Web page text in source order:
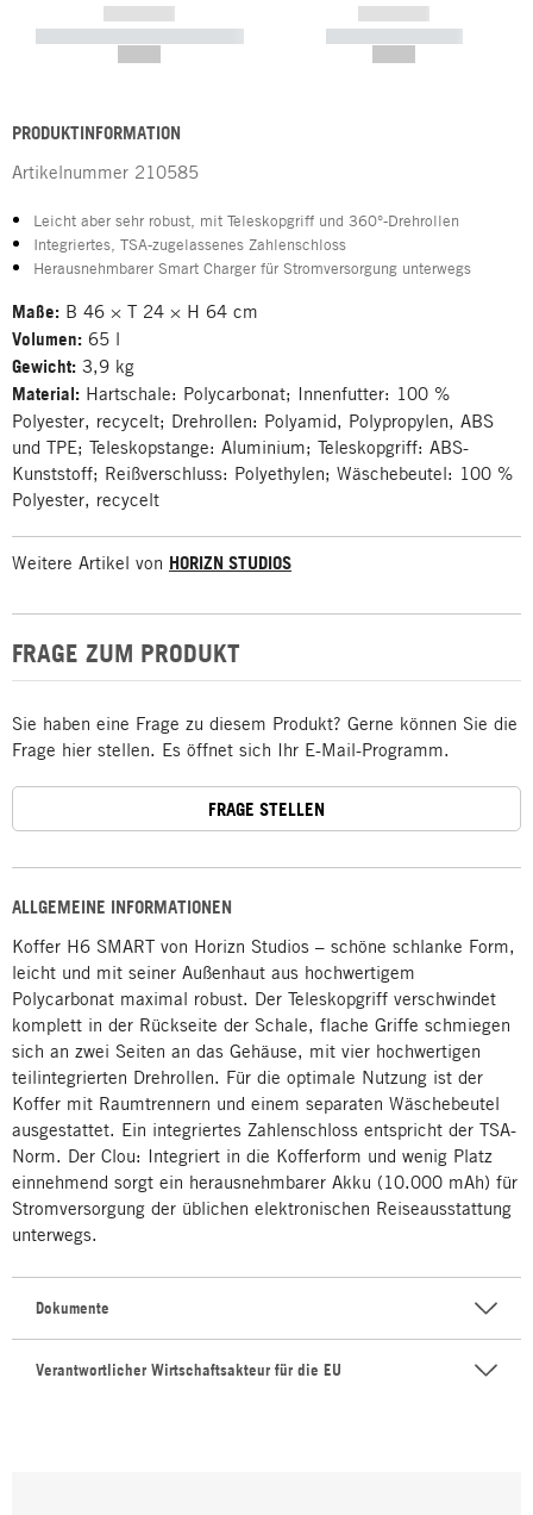
------------
----------- ----------- -----------
------------
----------- -----------
ALLGEMEINE INFORMATIONEN
Koffer H6 SMART von Horizn Studios – schöne schlanke Form,
leicht und mit seiner Außenhaut aus hochwertigem
Polycarbonat maximal robust. Der Teleskopgriff verschwindet
komplett in der Rückseite der Schale, flache Griffe schmiegen
sich an zwei Seiten an das Gehäuse, mit vier hochwertigen
teilintegrierten Drehrollen. Für die optimale Nutzung ist der
Koffer mit Raumtrennern und einem separaten Wäschebeutel
ausgestattet. Ein integriertes Zahlenschloss entspricht der TSA-
Norm. Der Clou: Integriert in die Kofferform und wenig Platz
einnehmend sorgt ein herausnehmbarer Akku (10.000 mAh) für
Stromversorgung der üblichen elektronischen Reiseausstattung
unterwegs.
Dokumente
Verantwortlicher Wirtschaftsakteur für die EU
PRODUKTINFORMATION
Artikelnummer 210585
Leicht aber sehr robust, mit Teleskopgriff und 360°-Drehrollen
Integriertes, TSA-zugelassenes Zahlenschloss
Herausnehmbarer Smart Charger für Stromversorgung unterwegs
Maße: B 46 × T 24 × H 64 cm
Volumen: 65 l
Gewicht: 3,9 kg
Material: Hartschale: Polycarbonat; Innenfutter: 100 %
Polyester, recycelt; Drehrollen: Polyamid, Polypropylen, ABS
und TPE; Teleskopstange: Aluminium; Teleskopgriff: ABS-
Kunststoff; Reißverschluss: Polyethylen; Wäschebeutel: 100 %
Polyester, recycelt
Weitere Artikel von HORIZN STUDIOS
FRAGE ZUM PRODUKT
Sie haben eine Frage zu diesem Produkt? Gerne können Sie die
Frage hier stellen. Es öffnet sich Ihr E-Mail-Programm.
FRAGE STELLEN